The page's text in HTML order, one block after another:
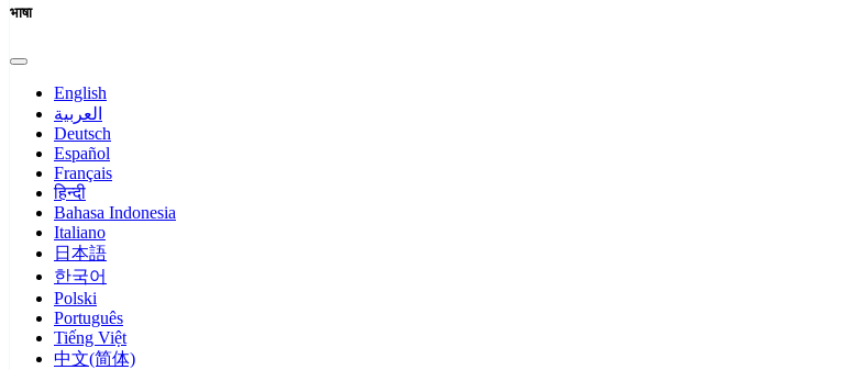
भाषा
English
العربية
Deutsch
Español
Français
हिन्दी
Bahasa Indonesia
Italiano
日本語
한국어
Polski
Português
Tiếng Việt
中文(简体)